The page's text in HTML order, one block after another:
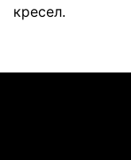
кресел.